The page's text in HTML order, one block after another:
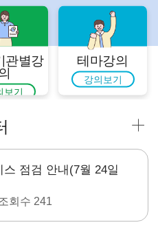
관별강
보기
테마강의
강의보기
점검 안내(7월 24일
회수 241